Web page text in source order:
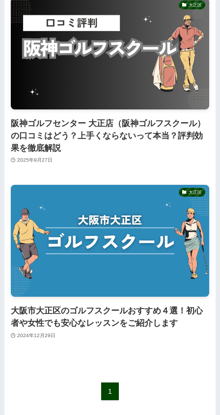
大正区
阪神ゴルフセンター 大正店（阪神ゴルフスクール）
の口コミはどう？上手くならないって本当？評判効
果を徹底解説
2025年9月27日
大正区
大阪市大正区のゴルフスクールおすすめ４選！初心
者や女性でも安心なレッスンをご紹介します
2024年12月29日
1